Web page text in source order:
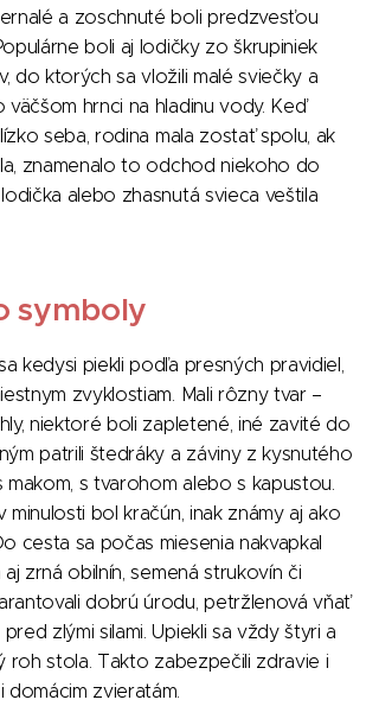
a zoschnuté boli predzvesťou
boli aj lodičky zo škrupiniek
do ktorých sa vložili malé sviečky a
hrnci na hladinu vody. Keď
seba, rodina mala zostať spolu, ak
znamenalo to odchod niekoho do
alebo zhasnutá svieca veštila
symboly
kedysi piekli podľa presných pravidiel,
zvyklostiam. Mali rôzny tvar –
niektoré boli zapletené, iné zavité do
patrili štedráky a záviny z kysnutého
makom, s tvarohom alebo s kapustou.
minulosti bol kračún, inak známy aj ako
cesta sa počas miesenia nakvapkal
zrná obilnín, semená strukovín či
dobrú úrodu, petržlenová vňať
zlými silami. Upiekli sa vždy štyri a
roh stola. Takto zabezpečili zdravie i
zvieratám.